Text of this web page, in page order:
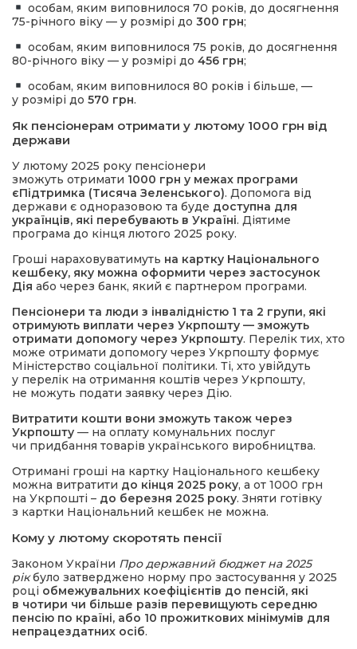
особам, яким виповнилося 70 років, до досягнення
75-річного віку — у розмірі до 300 грн;
особам, яким виповнилося 75 років, до досягнення
80-річного віку — у розмірі до 456 грн;
особам, яким виповнилося 80 років і більше, —
у розмірі до 570 грн.
Як пенсіонерам отримати у лютому 1000 грн від
держави
У лютому 2025 року пенсіонери
зможуть отримати 1000 грн у межах програми
єПідтримка (Тисяча Зеленського). Допомога від
держави є одноразовою та буде доступна для
українців, які перебувають в Україні. Діятиме
програма до кінця лютого 2025 року.
Гроші нараховуватимуть на картку Національного
кешбеку, яку можна оформити через застосунок
Дія або через банк, який є партнером програми.
Пенсіонери та люди з інвалідністю 1 та 2 групи, які
отримують виплати через Укрпошту — зможуть
отримати допомогу через Укрпошту. Перелік тих, хто
може отримати допомогу через Укрпошту формує
Міністерство соціальної політики. Ті, хто увійдуть
у перелік на отримання коштів через Укрпошту,
не можуть подати заявку через Дію.
Витратити кошти вони зможуть також через
Укрпошту — на оплату комунальних послуг
чи придбання товарів українського виробництва.
Отримані гроші на картку Національного кешбеку
можна витратити до кінця 2025 року, а от 1000 грн
на Укрпошті – до березня 2025 року. Зняти готівку
з картки Національний кешбек не можна.
Кому у лютому скоротять пенсії
Законом України Про державний бюджет на 2025
рікбуло затверджено норму про застосування у 2025
році обмежувальних коефіцієнтів до пенсій, які
в чотири чи більше разів перевищують середню
пенсію по країні, або 10 прожиткових мінімумів для
непрацездатних осіб.